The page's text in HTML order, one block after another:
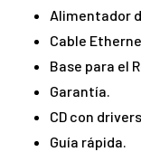
Alimentador
Cable
Base para el
Garantía.
CD con
Guía rápida.